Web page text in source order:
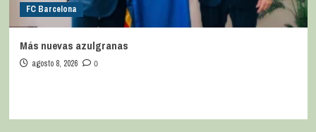
FC Barcelona
Más nuevas azulgranas
agosto 8, 2026 0